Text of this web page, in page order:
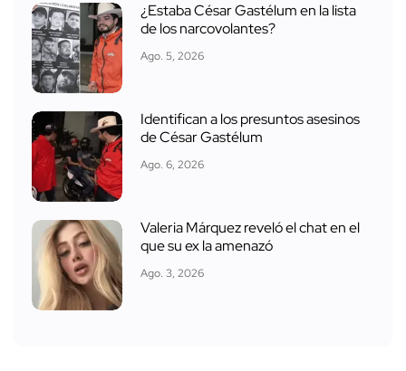
¿Estaba César Gastélum en la lista
de los narcovolantes?
Ago. 5, 2026
Identifican a los presuntos asesinos
de César Gastélum
Ago. 6, 2026
Valeria Márquez reveló el chat en el
que su ex la amenazó
Ago. 3, 2026